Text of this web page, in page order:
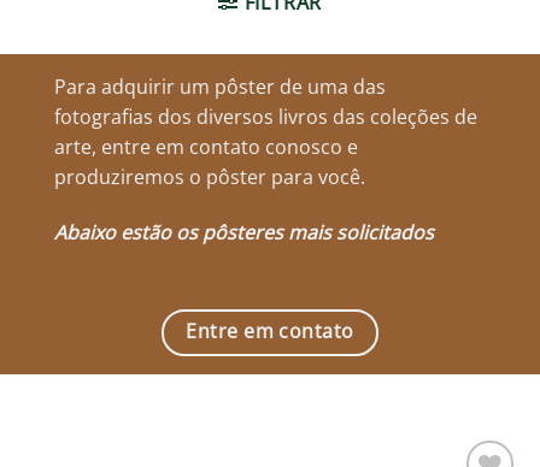
Para adquirir um pôster de uma das
fotografias dos diversos livros das coleções de
arte, entre em contato conosco e
produziremos o pôster para você.
Abaixo estão os pôsteres mais solicitados
Entre em contato